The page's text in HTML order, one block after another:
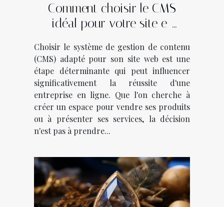
Comment choisir le CMS
idéal pour votre site e-
Choisir le système de gestion de contenu
(CMS) adapté pour son site web est une
étape déterminante qui peut influencer
significativement la réussite d'une
entreprise en ligne. Que l'on cherche à
créer un espace pour vendre ses produits
ou à présenter ses services, la décision
n'est pas à prendre...